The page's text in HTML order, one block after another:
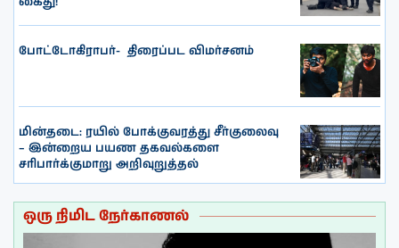
போட்டோகிராபர்- ‌ திரைப்பட விமர்சனம்
மின்தடை: ரயில் போக்குவரத்து சீர்குலைவு
– இன்றைய பயண தகவல்களை
சரிபார்க்குமாறு அறிவுறுத்தல்
ஒரு நிமிட நேர்காணல்